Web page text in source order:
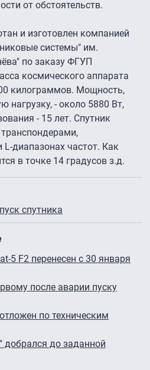
от обстоятельств.
и изготовлен компанией
системы" им.
по заказу ФГУП
космического аппарата
килограммов. Мощность,
нагрузку, - около 5880 Вт,
- 15 лет. Спутник
диапазонах частот. Как
в точке 14 градусов з.д.
спутника
5 F2 перенесен с 30 января
после аварии пуску
по техническим
добрался до заданной